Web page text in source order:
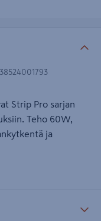
Strip Pro sarjan
Teho 60W,
ja